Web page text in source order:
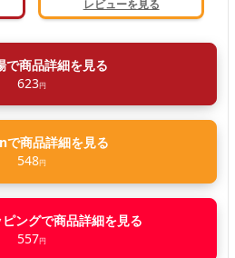
レビューを見る
で商品詳細を見る
623円
商品詳細を見る
548円
ングで商品詳細を見る
557円